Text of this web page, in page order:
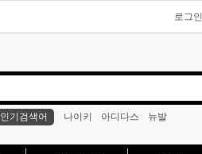
로그인
인기검색어 나이키 아디다스 뉴발